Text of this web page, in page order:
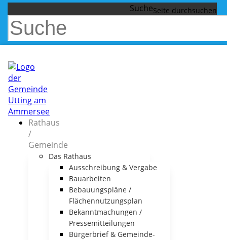
Suche
Rathaus
/
Gemeinde
Das Rathaus
Ausschreibung & Vergabe
Bauarbeiten
Bebauungspläne /
Flächennutzungsplan
Bekanntmachungen /
Pressemitteilungen
Bürgerbrief & Gemeinde-